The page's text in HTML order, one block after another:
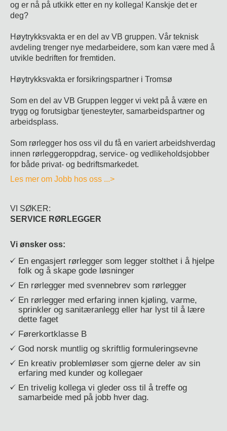
og er nå på utkikk etter en ny kollega! Kanskje det er
deg?
Høytrykksvakta er en del av VB gruppen. Vår teknisk
avdeling trenger nye medarbeidere, som kan være med å
utvikle bedriften for fremtiden.
Høytrykksvakta er forsikringspartner i Tromsø
Som en del av VB Gruppen legger vi vekt på å være en
trygg og forutsigbar tjenesteyter, samarbeidspartner og
arbeidsplass.
Som rørlegger hos oss vil du få en variert arbeidshverdag
innen rørleggeroppdrag, service- og vedlikeholdsjobber
for både privat- og bedriftsmarkedet.
Les mer om Jobb hos oss ...>
VI SØKER:
SERVICE RØRLEGGER
Vi ønsker oss:
En engasjert rørlegger som legger stolthet i å hjelpe
folk og å skape gode løsninger
En rørlegger med svennebrev som rørlegger
En rørlegger med erfaring innen kjøling, varme,
sprinkler og sanitæranlegg eller har lyst til å lære
dette faget
Førerkortklasse B
God norsk muntlig og skriftlig formuleringsevne
En kreativ problemløser som gjerne deler av sin
erfaring med kunder og kollegaer
En trivelig kollega vi gleder oss til å treffe og
samarbeide med på jobb hver dag.